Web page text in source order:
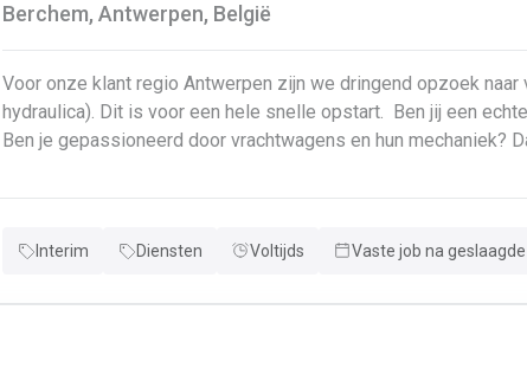
Berchem, Antwerpen, België
Voor onze klant regio Antwerpen zijn we dringend opzoek
hydraulica). Dit is voor een hele snelle opstart. Ben jij een echte specialist in techniek van vrachtwagens?
Interim Diensten Voltijds Vaste job na